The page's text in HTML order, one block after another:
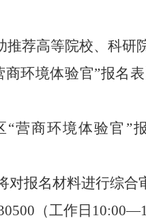
推荐高等院校、科研
商环境体验官”报名表
“营商环境体验官 ”
对报名材料进行综合
（工作日